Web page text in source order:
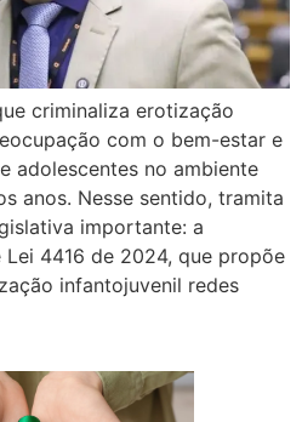
criminaliza erotização
com o bem-estar e
adolescentes no ambiente
anos. Nesse sentido, tramita
importante: a
4416 de 2024, que propõe
infantojuvenil redes